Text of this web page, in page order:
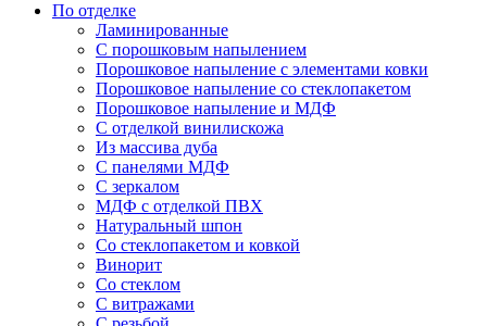
По отделке
Ламинированные
С порошковым напылением
Порошковое напыление с элементами ковки
Порошковое напыление со стеклопакетом
Порошковое напыление и МДФ
С отделкой винилискожа
Из массива дуба
С панелями МДФ
С зеркалом
МДФ с отделкой ПВХ
Натуральный шпон
Со стеклопакетом и ковкой
Винорит
Со стеклом
С витражами